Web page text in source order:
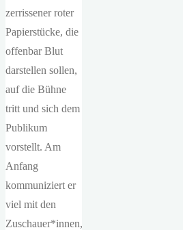
zerrissener roter
Papierstücke, die
offenbar Blut
darstellen sollen,
auf die Bühne
tritt und sich dem
Publikum
vorstellt. Am
Anfang
kommuniziert er
viel mit den
Zuschauer*innen,